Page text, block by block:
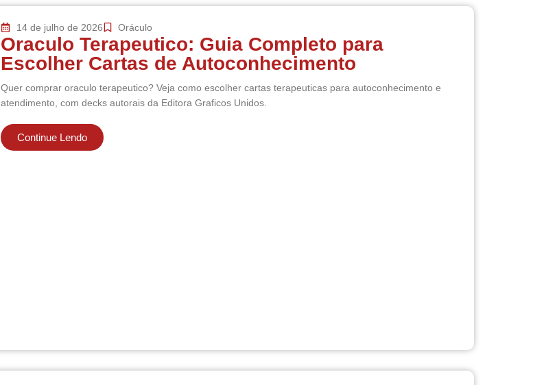
14 de julho de 2026 Oráculo
Oraculo Terapeutico: Guia Completo para
Escolher Cartas de Autoconhecimento
Quer comprar oraculo terapeutico? Veja como escolher cartas terapeuticas para autoconhecimento e
atendimento, com decks autorais da Editora Graficos Unidos.
Continue Lendo